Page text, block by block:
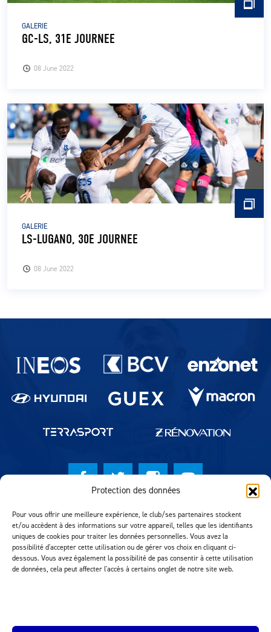
Protection des données
Pour vous offrir une meilleure expérience, le club/ses partenaires stockent
et/ou accèdent à des informations sur votre appareil, telles que les identifiants
uniques de cookies pour traiter les données personnelles. Vous avez la
possibilité d'accepter cette utilisation ou de gérer vos choix en cliquant ci-
dessous. Vous avez également la possibilité de pas consentir à cette utilisation
de données, cela peut affecter l'accès à certains onglet de notre site web.
08 June 2022
GALERIE
GC-LS, 31E JOURNEE
08 June 2022
GALERIE
LS-LUGANO, 30E JOURNEE
Partenaires du lausanne-Sport
© Lausanne Sport Football Club 2026
Réalisation MTM Agency